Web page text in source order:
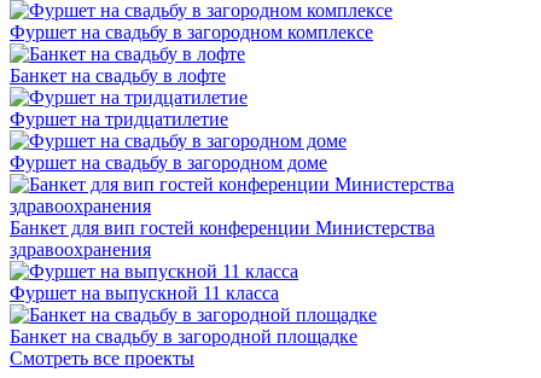
Фуршет на свадьбу в загородном комплексе
Банкет на свадьбу в лофте
Фуршет на тридцатилетие
Фуршет на свадьбу в загородном доме
Банкет для вип гостей конференции Министерства
здравоохранения
Фуршет на выпускной 11 класса
Банкет на свадьбу в загородной площадке
Смотреть все проекты